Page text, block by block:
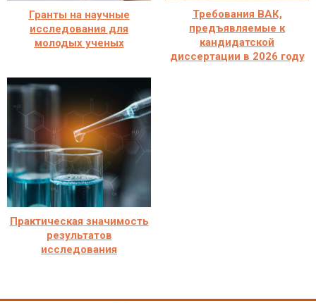
Гранты на научные
исследования для
молодых ученых
Требования ВАК,
предъявляемые к
кандидатской
диссертации в 2026 году
Практическая значимость
результатов
исследования